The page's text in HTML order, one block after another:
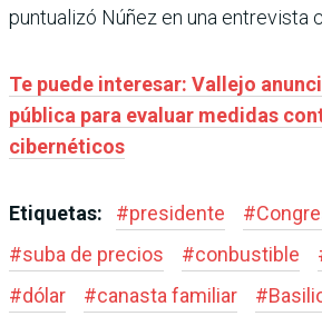
puntualizó Núñez en una entrevista
Te puede interesar: Vallejo
pública para evaluar medidas
cibernéticos
Etiquetas: #presidente #
#suba de precios #conbustible
#dólar #canasta familiar #